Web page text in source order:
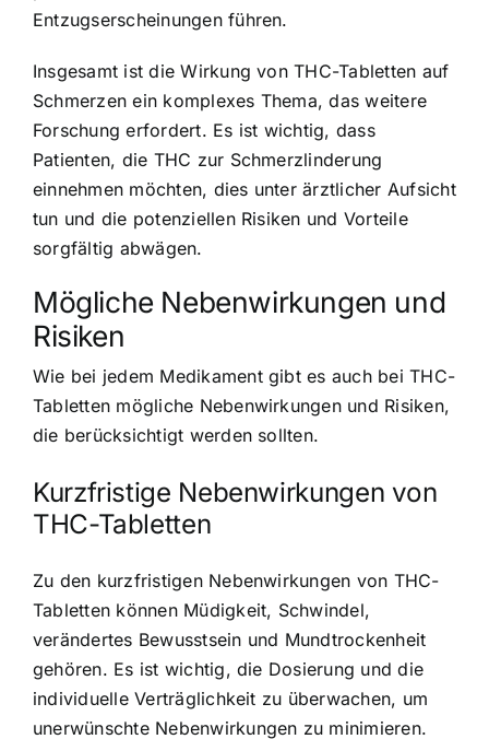
Entzugserscheinungen führen.
Insgesamt ist die Wirkung von THC-Tabletten auf
Schmerzen ein komplexes Thema, das weitere
Forschung erfordert. Es ist wichtig, dass
Patienten, die THC zur Schmerzlinderung
einnehmen möchten, dies unter ärztlicher Aufsicht
tun und die potenziellen Risiken und Vorteile
sorgfältig abwägen.
Mögliche Nebenwirkungen und
Risiken
Wie bei jedem Medikament gibt es auch bei THC-
Tabletten mögliche Nebenwirkungen und Risiken,
die berücksichtigt werden sollten.
Kurzfristige Nebenwirkungen von
THC-Tabletten
Zu den kurzfristigen Nebenwirkungen von THC-
Tabletten können Müdigkeit, Schwindel,
verändertes Bewusstsein und Mundtrockenheit
gehören. Es ist wichtig, die Dosierung und die
individuelle Verträglichkeit zu überwachen, um
unerwünschte Nebenwirkungen zu minimieren.